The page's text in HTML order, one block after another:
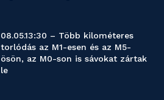
08.05.13:30 – Több kilométeres
torlódás az M1-esen és az M5-
ösön, az M0-son is sávokat zártak
le